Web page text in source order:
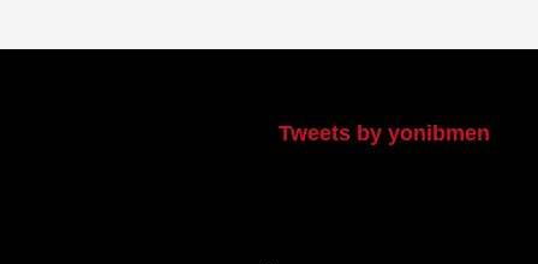
Tweets by yonibmen